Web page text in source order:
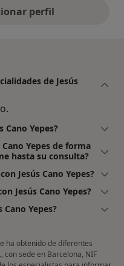
perfil
de Jesús
Cano Yepes?
Yepes de forma
hasta su consulta?
Jesús Cano Yepes?
Jesús Cano Yepes?
Cano Yepes?
ha obtenido de diferentes
con sede en Barcelona, NIF